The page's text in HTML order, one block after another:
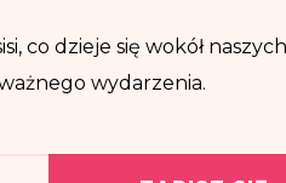
co dzieje się wokół
wydarzenia.